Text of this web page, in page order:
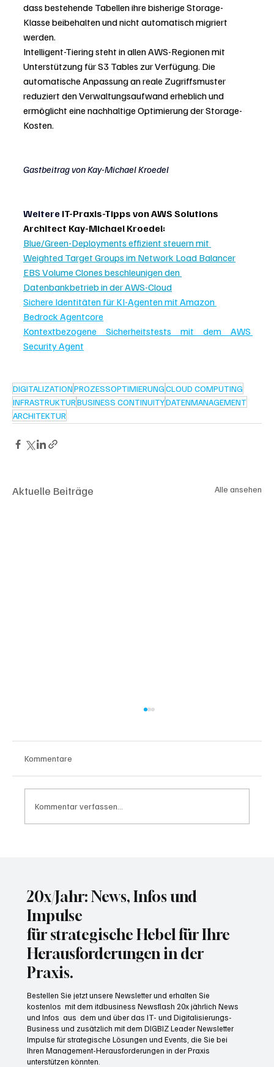
dass bestehende Tabellen ihre bisherige Storage-
Klasse beibehalten und nicht automatisch migriert
werden.
Intelligent-Tiering steht in allen AWS-Regionen mit
Unterstützung für S3 Tables zur Verfügung. Die
automatische Anpassung an reale Zugriffsmuster
reduziert den Verwaltungsaufwand erheblich und
ermöglicht eine nachhaltige Optimierung der Storage-
Kosten.
Gastbeitrag von Kay-Michael Kroedel
Weitere IT-Praxis-Tipps von AWS Solutions
Architect Kay-Michael Kroedel:
Blue/Green-Deployments effizient steuern mit
Weighted Target Groups im Network Load Balancer
EBS Volume Clones beschleunigen den
Datenbankbetrieb in der AWS-Cloud
Sichere Identitäten für KI-Agenten mit Amazon
Bedrock Agentcore
Kontextbezogene Sicherheitstests mit dem AWS
Security Agent
DIGITALIZATIONPROZESSOPTIMIERUNGCLOUD COMPUTING
INFRASTRUKTURBUSINESS CONTINUITYDATENMANAGEMENT
ARCHITEKTUR
Aktuelle Beiträge Alle ansehen
Kommentare
Kommentar verfassen...
20x/Jahr: News, Infos und
Impulse
für strategische Hebel für Ihre
Herausforderungen in der
Praxis.
Bestellen Sie jetzt unsere Newsletter und erhalten Sie
kostenlos mit dem itdbusiness Newsflash 20x jährlich News
und Infos aus dem und über das IT- und Digitalisierungs-
Business und zusätzlich mit dem DIGBIZ Leader Newsletter
Impulse für strategische Lösungen und Events, die Sie bei
Ihren Management-Herausforderungen in der Praxis
unterstützen könnten.